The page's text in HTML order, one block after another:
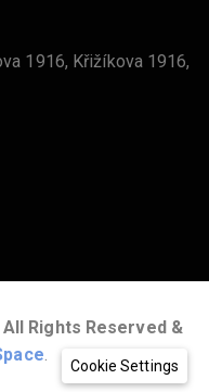
1916, Křižíkova 1916,
All Rights Reserved &
Cookie Settings